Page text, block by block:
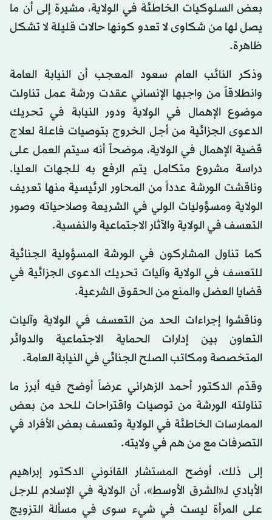
بعض السلوكيات الخاطئة في الولاية، مشيرة إلى أن ما
يصل لها من شكاوى لا تعدو كونها حالات قليلة لا تشكل
ظاهرة.
وذكر النائب العام سعود المعجب أن النيابة العامة
وانطلاقاً من واجبها الإنساني عقدت ورشة عمل تناولت
موضوع الإهمال في الولاية ودور النيابة في تحريك
الدعوى الجزائية من أجل الخروج بتوصيات فاعلة لعلاج
قضية الإهمال في الولاية، موضحاً أنه سيتم العمل على
دراسة مشروع متكامل يتم الرفع به للجهات العليا.
وناقشت الورشة عدداً من المحاور الرئيسية منها تعريف
الولاية ومسؤوليات الولي في الشريعة وصلاحياته وصور
التعسف في الولاية والآثار الاجتماعية والنفسية.
كما تناول المشاركون في الورشة المسؤولية الجنائية
للتعسف في الولاية وآليات تحريك الدعوى الجزائية في
قضايا العضل والمنع من الحقوق الشرعية.
وناقشوا إجراءات الحد من التعسف في الولاية وآليات
التعاون بين إدارات الحماية الاجتماعية والدوائر
المتخصصة ومكاتب الصلح الجنائي في النيابة العامة.
وقدّم الدكتور أحمد الزهراني عرضاً أوضح فيه أبرز ما
تناولته الورشة من توصيات واقتراحات للحد من بعض
الممارسات الخاطئة في الولاية وتعسف بعض الأفراد في
التصرفات مع من هم في ولايته.
إلى ذلك، أوضح المستشار القانوني الدكتور إبراهيم
الأبادي لـ«الشرق الأوسط»، أن الولاية في الإسلام للرجل
على المرأة ليست في شيء سوى في مسألة التزويج